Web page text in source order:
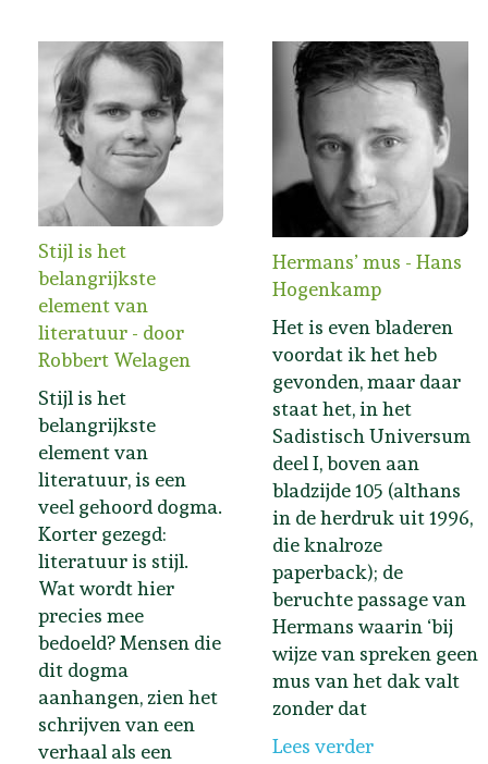
Stijl is het
belangrijkste
element van
literatuur - door
Robbert Welagen
Stijl is het
belangrijkste
element van
literatuur, is een
veel gehoord dogma.
Korter gezegd:
literatuur is stijl.
Wat wordt hier
precies mee
bedoeld? Mensen die
dit dogma
aanhangen, zien het
schrijven van een
verhaal als een
Hermans’ mus - Hans
Hogenkamp
Het is even bladeren
voordat ik het heb
gevonden, maar daar
staat het, in het
Sadistisch Universum
deel I, boven aan
bladzijde 105 (althans
in de herdruk uit 1996,
die knalroze
paperback); de
beruchte passage van
Hermans waarin ‘bij
wijze van spreken geen
mus van het dak valt
zonder dat
Lees verder